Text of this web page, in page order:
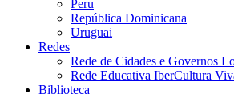
Peru
República Dominicana
Uruguai
Redes
Rede de Cidades e Governos
Rede Educativa IberCultura
Biblioteca